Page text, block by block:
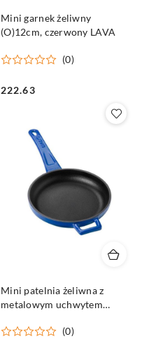
Mini garnek żeliwny
(O)12cm, czerwony LAVA
(0)
Cena:
222.63
Mini patelnia żeliwna z
metalowym uchwytem
(0)